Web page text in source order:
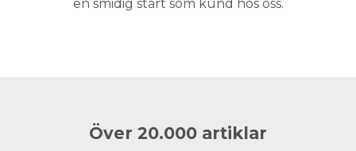
en smidig start som kund hos oss.
Över 20.000 artiklar